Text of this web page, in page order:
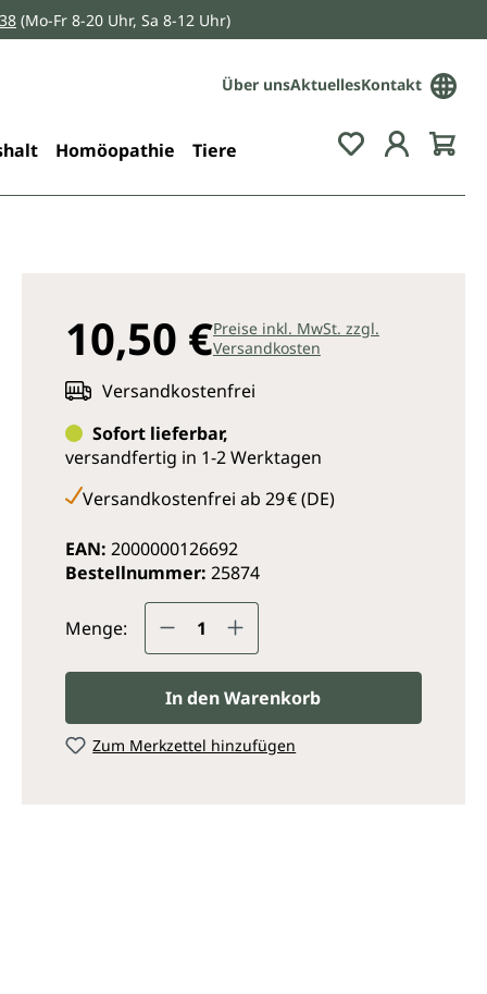
(Mo-Fr 8-20 Uhr, Sa 8-12 Uhr)
Über unsAktuellesKontakt
Homöopathie Tiere Du hast 0
10,50 €Preise inkl. MwSt. zzgl.
Versandkosten
Versandkostenfrei
Sofort lieferbar,
versandfertig in 1-2 Werktagen
Versandkostenfrei ab 29 € (DE)
EAN: 2000000126692
Bestellnummer: 25874
Menge: Produkt Anzahl: Gib den
In den Warenkorb
Zum Merkzettel hinzufügen